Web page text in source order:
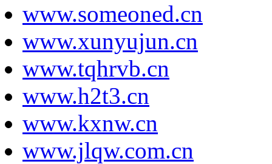
www.someoned.cn
www.xunyujun.cn
www.tqhrvb.cn
www.h2t3.cn
www.kxnw.cn
www.jlqw.com.cn